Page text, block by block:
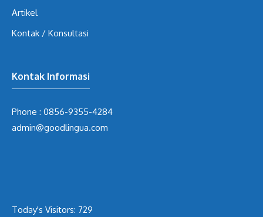
Artikel
Kontak / Konsultasi
Kontak Informasi
Phone : 0856-9355-4284
admin@goodlingua.com
Today's Visitors: 729